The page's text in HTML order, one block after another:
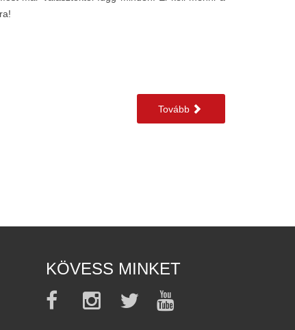
Tovább
KÖVESS MINKET